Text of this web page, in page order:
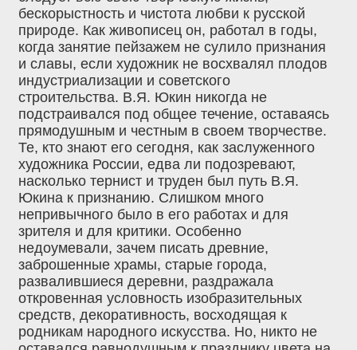
бескорыстность и чистота любви к русской
природе. Как живописец он, работал в годы,
когда занятие пейзажем не сулило признания
и славы, если художник не восхвалял плодов
индустриализации и советского
строительства. В.Я. Юкин никогда не
подстраивался под общее течение, оставаясь
прямодушным и честным в своем творчестве.
Те, кто знают его сегодня, как заслуженного
художника России, едва ли подозревают,
насколько тернист и труден был путь В.Я.
Юкина к признанию. Слишком много
непривычного было в его работах и для
зрителя и для критики. Особенно
недоумевали, зачем писать древние,
заброшенные храмы, старые города,
развалившиеся деревни, раздражала
откровенная условность изобразительных
средств, декоративность, восходящая к
родникам народного искусства. Но, никто не